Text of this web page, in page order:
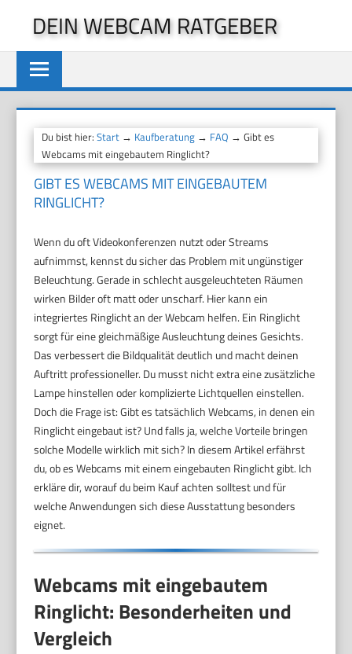
springen
DEIN WEBCAM RATGEBER
Du bist hier:Start → Kaufberatung → FAQ → Gibt es
Webcams mit eingebautem Ringlicht?
GIBT ES WEBCAMS MIT EINGEBAUTEM
RINGLICHT?
Wenn du oft Videokonferenzen nutzt oder Streams
aufnimmst, kennst du sicher das Problem mit ungünstiger
Beleuchtung. Gerade in schlecht ausgeleuchteten Räumen
wirken Bilder oft matt oder unscharf. Hier kann ein
integriertes Ringlicht an der Webcam helfen. Ein Ringlicht
sorgt für eine gleichmäßige Ausleuchtung deines Gesichts.
Das verbessert die Bildqualität deutlich und macht deinen
Auftritt professioneller. Du musst nicht extra eine zusätzliche
Lampe hinstellen oder komplizierte Lichtquellen einstellen.
Doch die Frage ist: Gibt es tatsächlich Webcams, in denen ein
Ringlicht eingebaut ist? Und falls ja, welche Vorteile bringen
solche Modelle wirklich mit sich? In diesem Artikel erfährst
du, ob es Webcams mit einem eingebauten Ringlicht gibt. Ich
erkläre dir, worauf du beim Kauf achten solltest und für
welche Anwendungen sich diese Ausstattung besonders
eignet.
Webcams mit eingebautem
Ringlicht: Besonderheiten und
Vergleich